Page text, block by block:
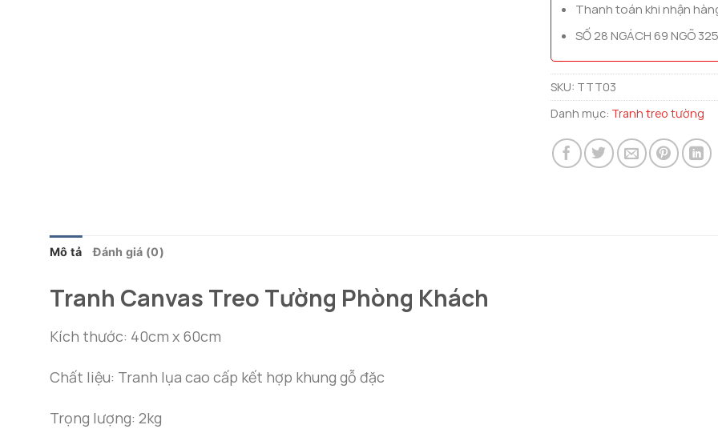
Thanh toán khi nhận
SỐ 28 NGÁCH 69 NGÕ
SKU: TTT03
Danh mục: Tranh treo tường
Mô tả Đánh giá (0)
Tranh Canvas Treo Tường Phòng Khách
Kích thước: 40cm x 60cm
Chất liệu: Tranh lụa cao cấp kết hợp khung gỗ đặc
Trọng lượng: 2kg